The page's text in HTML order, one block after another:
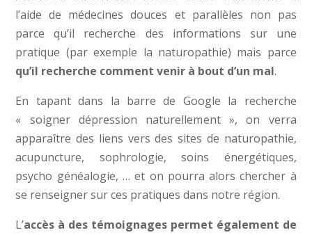
l’aide de médecines douces et parallèles non pas
parce qu’il recherche des informations sur une
pratique (par exemple la naturopathie) mais parce
qu’il recherche comment venir à bout d’un mal.
En tapant dans la barre de Google la recherche
« soigner dépression naturellement », on verra
apparaître des liens vers des sites de naturopathie,
acupuncture, sophrologie, soins énergétiques,
psycho généalogie, … et on pourra alors chercher à
se renseigner sur ces pratiques dans notre région.
L’accès à des témoignages permet également de